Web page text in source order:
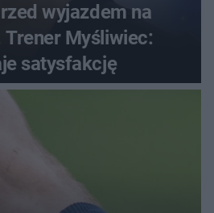
wyjazdem na
Trener Myśliwiec:
satysfakcję